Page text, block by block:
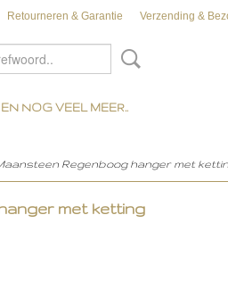
Retourneren & Garantie Verzending &
EN NOG VEEL MEER..
Regenboog hanger met
met ketting